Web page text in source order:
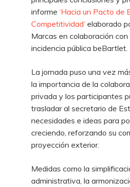
informe‘Hacia un Pacto de
Competitividad’ elaborado
Marcas en colaboración
incidencia pública beBartlet.
La jornada puso una vez
la importancia de la
privada y los participantes
trasladar al secretario de
necesidades e ideas para
creciendo, reforzando su
proyección exterior.
Medidas como la
administrativa, la